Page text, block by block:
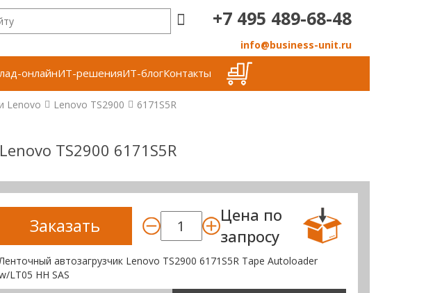
+7 495 489-68-48
info@business-unit.ru
онлайнИТ-решенияИТ-блогКонтакты
Lenovo Lenovo TS2900 6171S5R
TS2900 6171S5R
Заказать
Цена по
запросу
автозагрузчик Lenovo TS2900 6171S5R Tape Autoloader
LT05 HH SAS